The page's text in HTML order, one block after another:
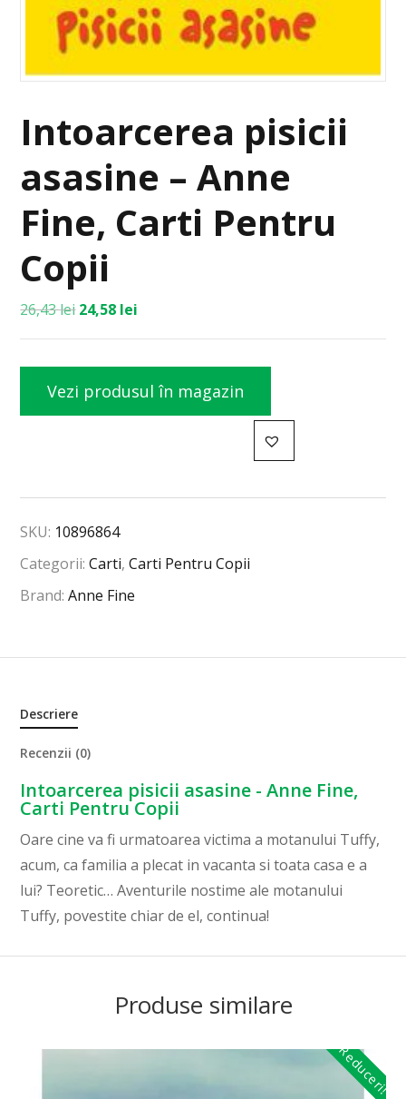
Intoarcerea pisicii
asasine – Anne
Fine, Carti Pentru
Copii
26,43lei 24,58 lei
Vezi produsul în magazin
SKU: 10896864
Categorii:Carti,Carti Pentru Copii
Brand:Anne Fine
Descriere
Recenzii (0)
Intoarcerea pisicii asasine - Anne Fine,
Carti Pentru Copii
Oare cine va fi urmatoarea victima a motanului Tuffy,
acum, ca familia a plecat in vacanta si toata casa e a
lui? Teoretic… Aventurile nostime ale motanului
Tuffy, povestite chiar de el, continua!
Produse similare
Reduceri!